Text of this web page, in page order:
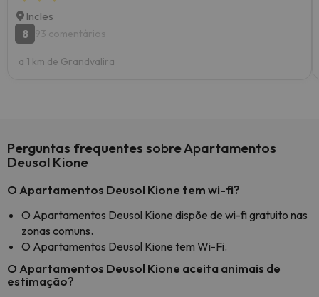
Incles
8
93 comentários
a 1 km de Grandvalira
Perguntas frequentes sobre Apartamentos
Deusol Kione
O Apartamentos Deusol Kione tem wi-fi?
O Apartamentos Deusol Kione dispõe de wi-fi gratuito nas
zonas comuns.
O Apartamentos Deusol Kione tem Wi-Fi.
O Apartamentos Deusol Kione aceita animais de
estimação?